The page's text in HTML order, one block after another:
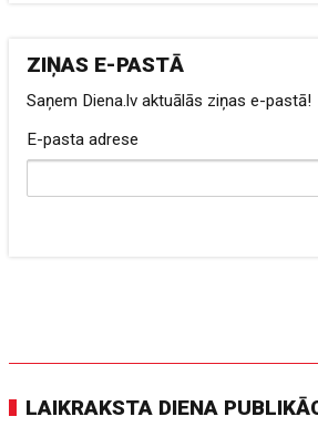
ZIŅAS E-PASTĀ
Saņem Diena.lv aktuālās ziņas e-pastā!
E-pasta adrese
LAIKRAKSTA DIENA